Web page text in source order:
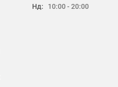
Нд:
10:00 - 20:00